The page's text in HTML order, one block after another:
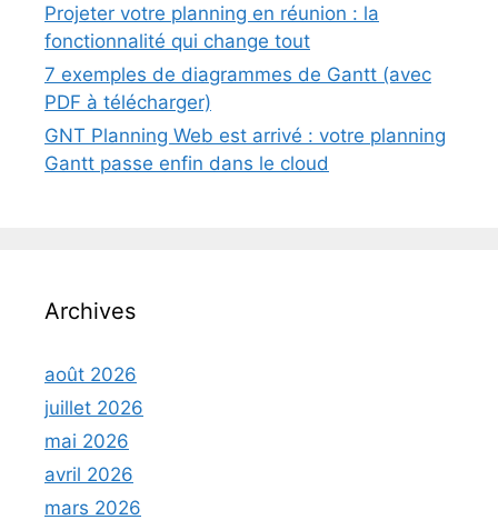
Projeter votre planning en réunion : la
fonctionnalité qui change tout
7 exemples de diagrammes de Gantt (avec
PDF à télécharger)
GNT Planning Web est arrivé : votre planning
Gantt passe enfin dans le cloud
Archives
août 2026
juillet 2026
mai 2026
avril 2026
mars 2026